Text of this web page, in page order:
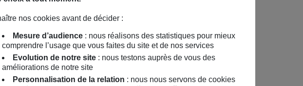
nos cookies avant de décider :
Mesure d’audience : nous réalisons des statistiques pour mieux
comprendre l’usage que vous faites du site et de nos services
Evolution de notre site : nous testons auprès de vous des
améliorations de notre site
Personnalisation de la relation : nous nous servons de cookies